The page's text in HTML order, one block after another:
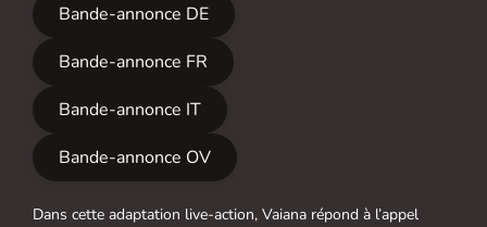
Bande-annonce DE
Bande-annonce FR
Bande-annonce IT
Bande-annonce OV
Dans cette adaptation live-action, Vaiana répond à l’appel